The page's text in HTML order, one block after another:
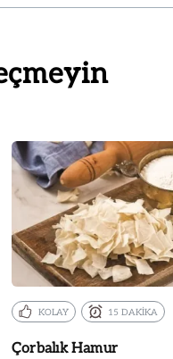
KOLAY 15 DAKİKA
Çorbalık Hamur